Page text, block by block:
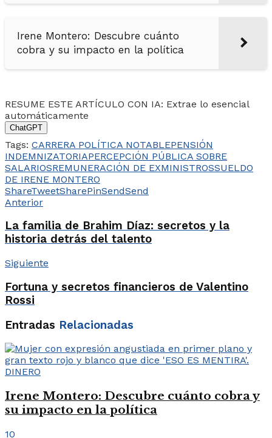
Irene Montero: Descubre cuánto
cobra y su impacto en la política
RESUME ESTE ARTÍCULO CON IA: Extrae lo esencial
automáticamente
ChatGPT
Tags: CARRERA POLÍTICA NOTABLEPENSIÓN
INDEMNIZATORIAPERCEPCIÓN PÚBLICA SOBRE
SALARIOSREMUNERACIÓN DE EXMINISTROSSUELDO
DE IRENE MONTERO
ShareTweetSharePinSendSend
Anterior
La familia de Brahim Díaz: secretos y la
historia detrás del talento
Siguiente
Fortuna y secretos financieros de Valentino
Rossi
Entradas Relacionadas
DINERO
Irene Montero: Descubre cuánto cobra y
su impacto en la política
10